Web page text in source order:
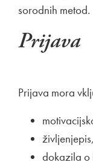
sorodnih metod.
Prijava
Prijava mora
življenjepis,
dokazila